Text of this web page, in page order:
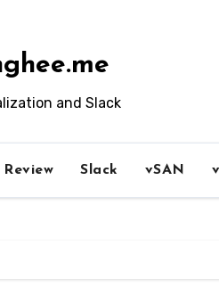
and Slack
Review Slack vSAN